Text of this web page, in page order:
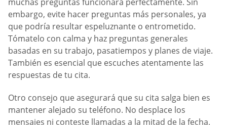
embargo, evite hacer preguntas más personales, ya
que podría resultar espeluznante o entrometido.
Tómatelo con calma y haz preguntas generales
basadas en su trabajo, pasatiempos y planes de viaje.
También es esencial que escuches atentamente las
respuestas de tu cita.
Otro consejo que asegurará que su cita salga bien es
mantener alejado su teléfono. No desplace los
mensajes ni conteste llamadas a la mitad de la fecha.